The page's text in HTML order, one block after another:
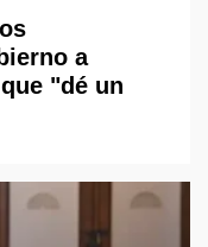
a
"dé un